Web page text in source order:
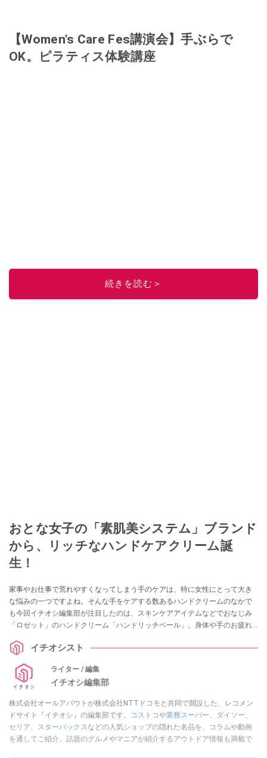
【Women's Care Fes講演会】手ぶらで
OK。ピラティス体験講座
続きを読む＞
おとな女子の「素肌美システム」ブランド
から、リッチなハンドケアクリーム誕
生！
家事やお仕事で荒れやすくなってしまう手のケアは、特に女性にとって大き
な悩みの一つですよね。そんな手をケアする数あるハンドクリームのなかで
も今回イチオシ編集部が注目したのは、スキンケアアイテムなどでおなじみ
「ロゼット」のハンドクリーム「ハンドリッチベール」。身体や手のお疲れ
の担当者に、その魅力をうかがいました！
イチオシスト
ライター / 編集
イチオシ編集部
株式会社オールアバウトが株式会社NTTドコモと共同で開設した、レコメン
ドサイト『イチオシ』の編集部です。
コストコや業務スーパー、 ダイソー、
セリア、 スターバックスなどの人気ショップの隠れた名品を、コラムや動画
を通してご紹介。話題のグルメやマニアが紹介するアウトドア情報も満載で